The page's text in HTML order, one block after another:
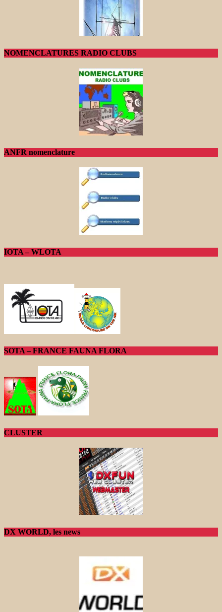
NOMENCLATURES RADIO CLUBS
ANFR nomenclature
IOTA – WLOTA
SOTA – FRANCE FAUNA FLORA
CLUSTER
DX WORLD, les news